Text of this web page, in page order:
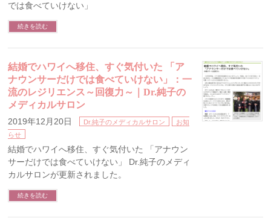
では食べていけない」
続きを読む
結婚でハワイへ移住、すぐ気付いた 「ア
ナウンサーだけでは食べていけない」：一
流のレジリエンス～回復力～｜Dr.純子の
メディカルサロン
2019年12月20日 Dr.純子のメディカルサロン
お知
らせ
結婚でハワイへ移住、すぐ気付いた 「アナウン
サーだけでは食べていけない」 Dr.純子のメディ
カルサロンが更新されました。
続きを読む